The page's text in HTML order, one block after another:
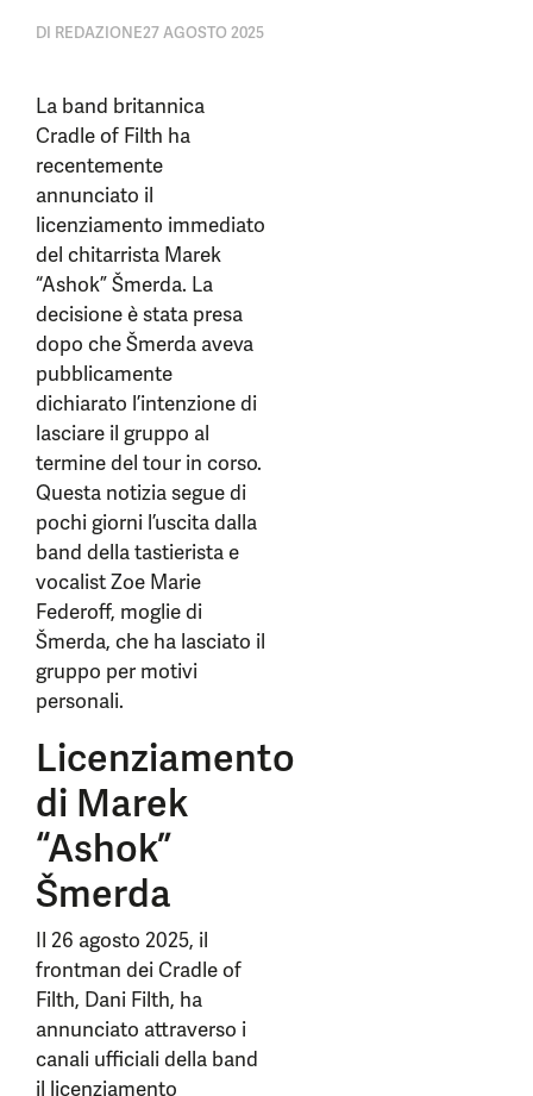
DI REDAZIONE27 AGOSTO 2025
La band britannica
Cradle of Filth ha
recentemente
annunciato il
licenziamento immediato
del chitarrista Marek
“Ashok” Šmerda. La
decisione è stata presa
dopo che Šmerda aveva
pubblicamente
dichiarato l’intenzione di
lasciare il gruppo al
termine del tour in corso.
Questa notizia segue di
pochi giorni l’uscita dalla
band della tastierista e
vocalist Zoe Marie
Federoff, moglie di
Šmerda, che ha lasciato il
gruppo per motivi
personali.
Licenziamento
di Marek
“Ashok”
Šmerda
Il 26 agosto 2025, il
frontman dei Cradle of
Filth, Dani Filth, ha
annunciato attraverso i
canali ufficiali della band
il licenziamento